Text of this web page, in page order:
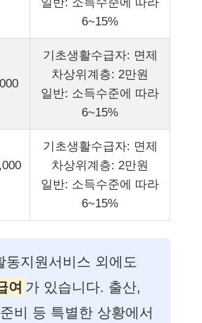
6~15%
기초생활수급자: 면제
차상위계층: 2만원
일반: 소득수준에 따라
6~15%
기초생활수급자: 면제
차상위계층: 2만원
일반: 소득수준에 따라
6~15%
동지원서비스 외에도
여 가 있습니다. 출산,
비 등 특별한 상황에서